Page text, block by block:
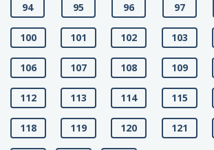
94 95 96 97
100 101 102 103
106 107 108 109
112 113 114 115
118 119 120 121